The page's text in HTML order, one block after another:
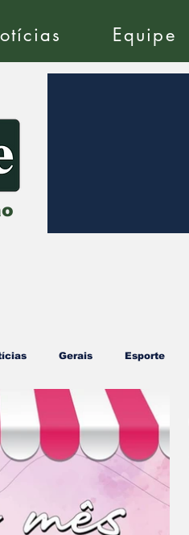
Equipe
Gerais Esporte